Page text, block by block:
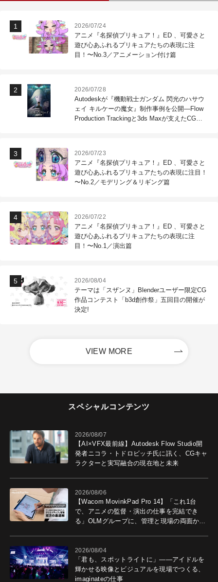
2026/07/24
アニメ『名探偵プリキュア！』ED 、可愛さと
遊び心あふれるプリキュアたちの表現に注
目！〜No.3／アニメーション付け篇
2026/07/28
Autodeskが『機動戦士ガンダム 閃光のハサウ
ェイ キルケーの魔女』制作事例を公開―Flow
Production Trackingと3ds Maxが支えたCG制
2026/07/23
アニメ『名探偵プリキュア！』ED 、可愛さと
遊び心あふれるプリキュアたちの表現に注目！
〜No.2／モデリング＆リギング篇
2026/07/22
アニメ『名探偵プリキュア！』ED 、可愛さと
遊び心あふれるプリキュアたちの表現に注
目！〜No.1／演出篇
2026/08/04
テーマは「スザンヌ」Blenderユーザー限定CG
作品コンテスト「b3d創作祭」五回目の開催が
決定!
VIEW MORE
スペシャルコンテンツ
2026/08/07
【AI×VFX最前線】Autodesk Flow Studio開
発者ニコラ・トドロビッチ氏に訊く、CGキャ
ラクターと実写融合の現在地と未来
2026/08/06
【Wacom MovinkPad Pro 14】「これ1台
で、アニメの監督・演出の仕事を完結でき
る」OLMグループに、管理と現場の両面から
2026/08/04
「君も、スポットライトに」――アイドルを
輝かせる映像とビジュアルを現場でつくる、
imaginateの仕事